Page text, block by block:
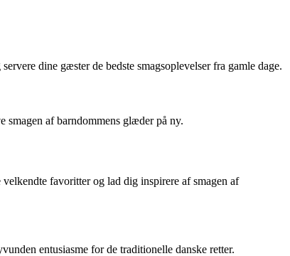
dine gæster de bedste smagsoplevelser fra gamle dage.
smagen af barndommens glæder på ny.
favoritter og lad dig inspirere af smagen af
entusiasme for de traditionelle danske retter.